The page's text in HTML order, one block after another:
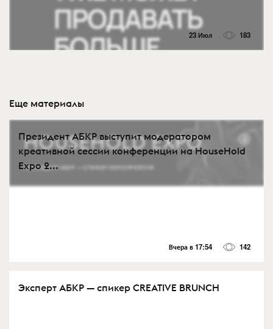
23 Июл 183
Еще материалы
Президент АБКР выступит модератором
креативной сессии конференции на HouseHold
Expo 2...
Вчера в 17:54 142
Эксперт АБКР — спикер CREATIVE BRUNCH